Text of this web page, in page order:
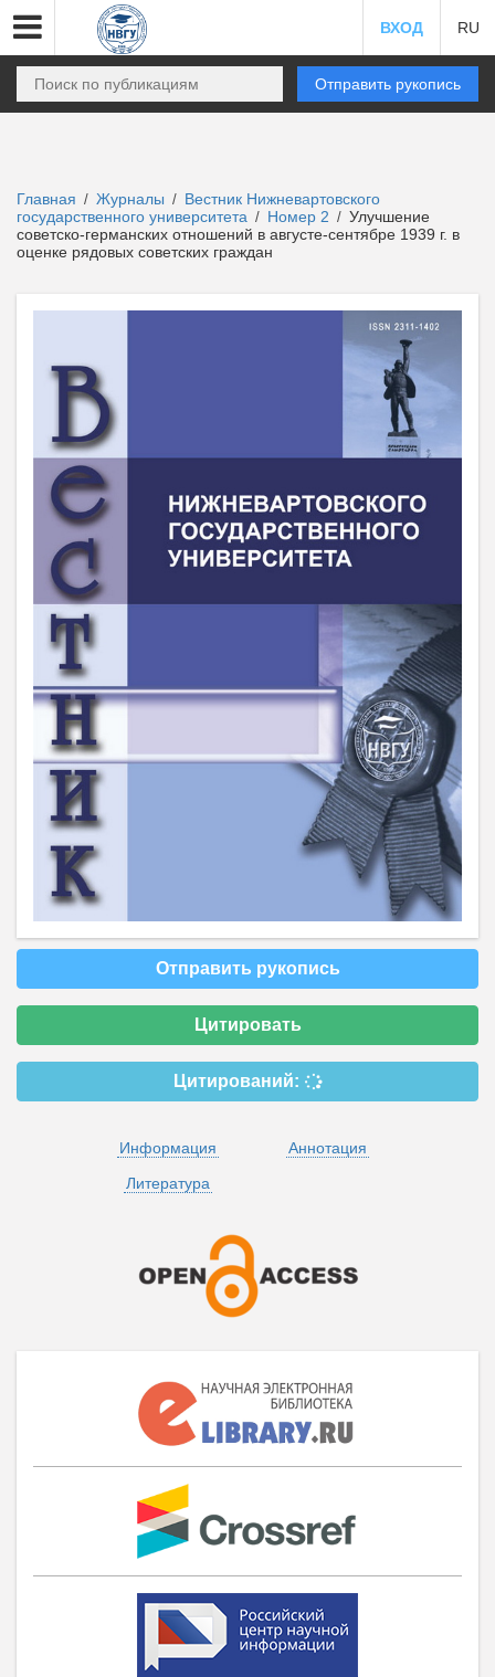
ВХОД RU
Отправить рукопись
Главная / Журналы / Вестник Нижневартовского
государственного университета / Номер 2 / Улучшение
советско-германских отношений в августе-сентябре 1939 г. в
оценке рядовых советских граждан
Отправить рукопись
Цитировать
Цитирований:
Информация
Аннотация
Литература